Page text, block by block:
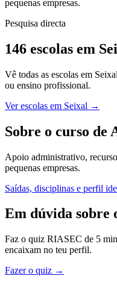
pequenas empresas.
Pesquisa directa
146 escolas em
Vê todas as escolas em
ou ensino profissional.
Ver escolas em Seixal →
Sobre o curso de
Apoio administrativo,
pequenas empresas.
Saídas, disciplinas e perfil
Em dúvida sobre
Faz o quiz RIASEC de 5
encaixam no teu perfil.
Fazer o quiz →